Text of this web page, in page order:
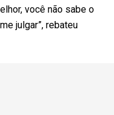
você não sabe o
julgar”, rebateu